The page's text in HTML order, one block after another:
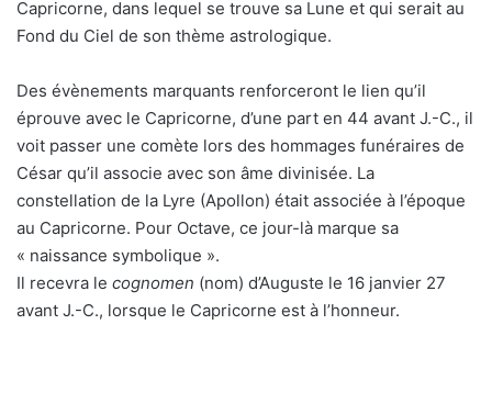
Capricorne, dans lequel se trouve sa Lune et qui serait au
Fond du Ciel de son thème astrologique.
Des évènements marquants renforceront le lien qu’il
éprouve avec le Capricorne, d’une part en 44 avant J.-C., il
voit passer une comète lors des hommages funéraires de
César qu’il associe avec son âme divinisée. La
constellation de la Lyre (Apollon) était associée à l’époque
au Capricorne. Pour Octave, ce jour-là marque sa
« naissance symbolique ».
Il recevra le cognomen (nom) d’Auguste le 16 janvier 27
avant J.-C., lorsque le Capricorne est à l’honneur.